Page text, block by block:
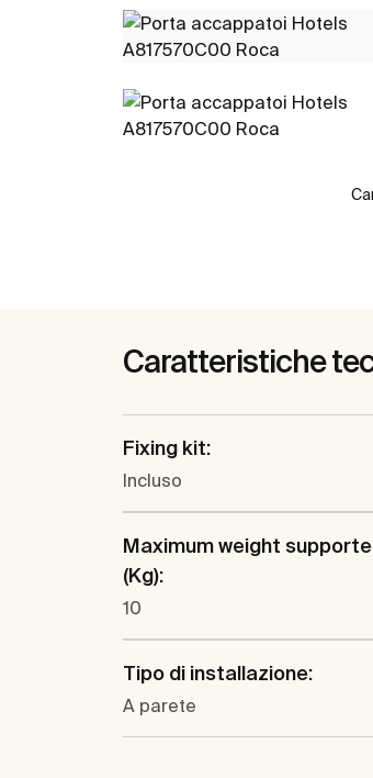
Caratteristiche
Fixing kit:
Incluso
Maximum weight
(Kg):
10
Tipo di installazione:
A parete